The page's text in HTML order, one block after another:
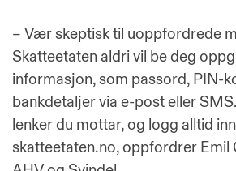
– Vær skeptisk til uoppfordrede
Skatteetaten aldri vil be deg
informasjon, som passord, PIN-
bankdetaljer via e-post eller
lenker du mottar, og logg alltid
skatteetaten.no, oppfordrer Emil